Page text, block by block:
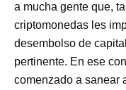
a mucha gente que,
criptomonedas les
desembolso de
pertinente. En ese
comenzado a sanear